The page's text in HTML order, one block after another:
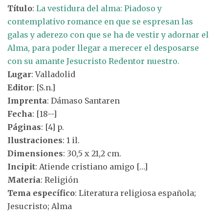
Título: La vestidura del alma: Piadoso y
contemplativo romance en que se espresan las
galas y aderezo con que se ha de vestir y adornar el
Alma, para poder llegar a merecer el desposarse
con su amante Jesucristo Redentor nuestro.
Lugar: Valladolid
Editor: [S.n.]
Imprenta: Dámaso Santaren
Fecha: [18--]
Páginas: [4] p.
Ilustraciones: 1 il.
Dimensiones: 30,5 x 21,2 cm.
Incipit: Atiende cristiano amigo […]
Materia: Religión
Tema específico: Literatura religiosa española;
Jesucristo; Alma